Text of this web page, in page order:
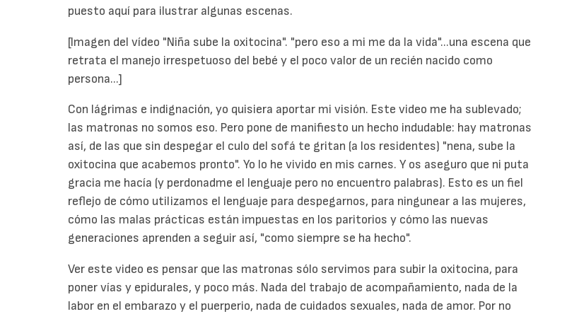
puesto aquí para ilustrar algunas escenas.
[Imagen del vídeo "Niña sube la oxitocina". "pero eso a mi me da la vida"...una escena que
retrata el manejo irrespetuoso del bebé y el poco valor de un recién nacido como
persona...]
Con lágrimas e indignación, yo quisiera aportar mi visión. Este video me ha sublevado;
las matronas no somos eso. Pero pone de manifiesto un hecho indudable: hay matronas
así, de las que sin despegar el culo del sofá te gritan (a los residentes) "nena, sube la
oxitocina que acabemos pronto". Yo lo he vivido en mis carnes. Y os aseguro que ni puta
gracia me hacía (y perdonadme el lenguaje pero no encuentro palabras). Esto es un fiel
reflejo de cómo utilizamos el lenguaje para despegarnos, para ningunear a las mujeres,
cómo las malas prácticas están impuestas en los paritorios y cómo las nuevas
generaciones aprenden a seguir así, "como siempre se ha hecho".
Ver este video es pensar que las matronas sólo servimos para subir la oxitocina, para
poner vías y epidurales, y poco más. Nada del trabajo de acompañamiento, nada de la
labor en el embarazo y el puerperio, nada de cuidados sexuales, nada de amor. Por no